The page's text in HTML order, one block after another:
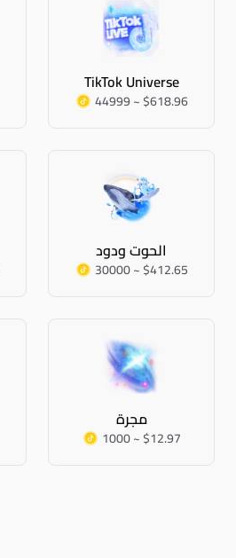
TikTok Universe
44999 ~ $618.96
الحوت ودود
30000 ~ $412.65
مجرة
1000 ~ $12.97